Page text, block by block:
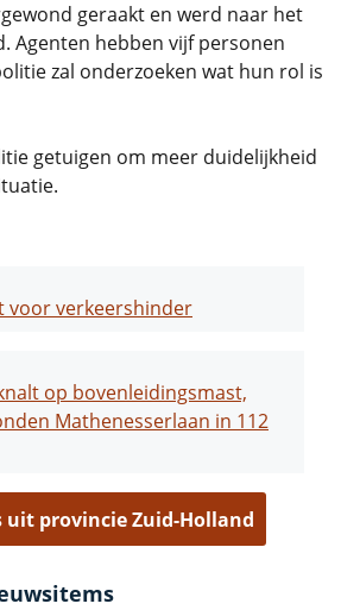
geraakt en werd naar het
Agenten hebben vijf personen
zal onderzoeken wat hun rol is
getuigen om meer duidelijkheid
voor verkeershinder
op bovenleidingsmast,
Mathenesserlaan in 112
uit provincie Zuid-Holland